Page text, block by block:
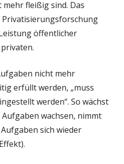
fleißig sind. Das
Privatisierungsforschung
öffentlicher
nicht mehr
erfüllt werden, „muss
werden“. So wächst
wachsen, nimmt
sich wieder